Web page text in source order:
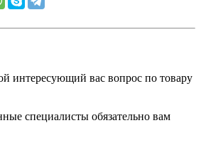
интересующий вас вопрос по товару
специалисты обязательно вам